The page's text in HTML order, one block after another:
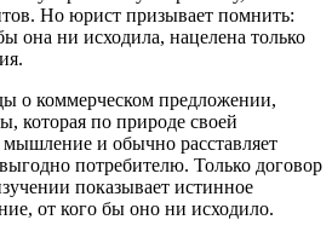
Но юрист призывает помнить:
она ни исходила, нацелена только
о коммерческом предложении,
которая по природе своей
мышление и обычно расставляет
потребителю. Только договор
показывает истинное
от кого бы оно ни исходило.